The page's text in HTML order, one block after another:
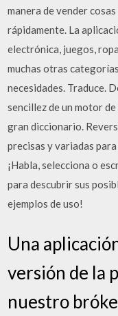
manera de vender
rápidamente. La
electrónica, juegos,
muchas otras
necesidades. Traduce.
sencillez de un motor
gran diccionario.
precisas y variadas
¡Habla, selecciona o
para descubrir sus
ejemplos de uso!
Una
versión de la
nuestro